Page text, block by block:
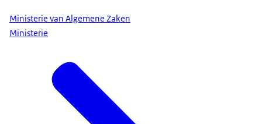
Ministerie van Algemene Zaken
Ministerie